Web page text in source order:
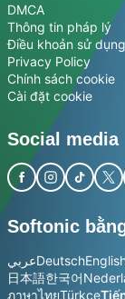
DMCA
Thông tin pháp lý
Điều khoản sử dụng
Privacy Policy
Chính sách cookie
Cài đặt cookie
Social media
Softonic
عربيDeutsch
日本語한국어
ภาษาไทยTürkçe